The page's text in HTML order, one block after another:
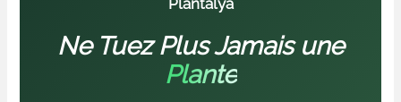
Ne Tuez Plus Jamais une
Plante